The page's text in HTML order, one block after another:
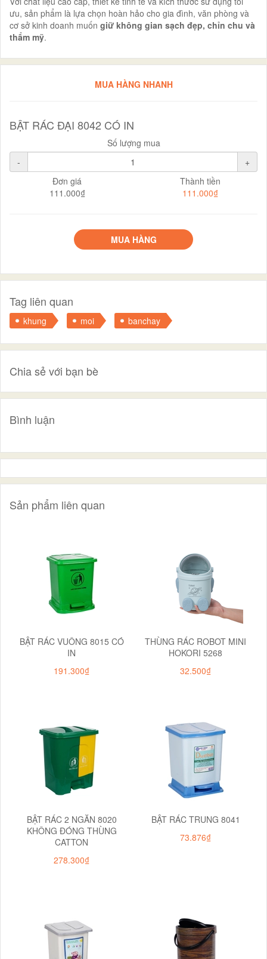
ưu, sản phẩm là lựa chọn hoàn hảo cho gia đình, văn phòng và
cơ sở kinh doanh muốn giữ không gian sạch đẹp, chỉn chu và
thẩm mỹ.
MUA HÀNG NHANH
BẬT RÁC ĐẠI 8042 CÓ IN
Số lượng mua
-
+
Đơn giá
111.000₫
Thành tiền
111.000₫
MUA HÀNG
Tag liên quan
khung moi banchay
Chia sẻ với bạn bè
Bình luận
Sản phẩm liên quan
BẬT RÁC VUÔNG 8015 CÓ
IN
191.300₫
THÙNG RÁC ROBOT MINI
HOKORI 5268
32.500₫
BẬT RÁC 2 NGĂN 8020
KHÔNG ĐÓNG THÙNG
CATTON
278.300₫
BẬT RÁC TRUNG 8041
73.876₫